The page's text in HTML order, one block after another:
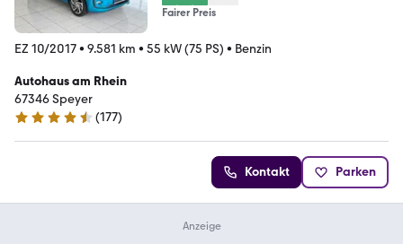
Fairer Preis
EZ 10/2017• 9.581 km • 55 kW (75 PS) • Benzin
Autohaus am Rhein
67346 Speyer
4.5 Sterne
(177)
Kontakt Parken